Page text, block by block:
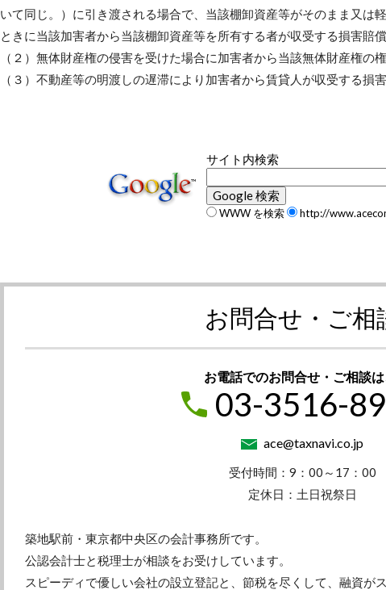
いて同じ。）に引き渡される場合で、当該棚卸資産等がそのまま又は
ときに当該加害者から当該棚卸資産等を所有する者が収受する損害賠
（２）無体財産権の侵害を受けた場合に加害者から当該無体財産権の
（３）不動産等の明渡しの遅滞により加害者から賃貸人が収受する損
サイト内検索
WWW を検索 http://
お問合せ・ご相
お電話でのお問合せ・ご相談
03-3516-
ace@taxnavi.co.jp
受付時間：9：00～17：00
定休日：土日祝祭日
築地駅前・東京都中央区の会計事務所です。
公認会計士と税理士が相談をお受けしています。
スピーディで優しい会社の設立登記と、節税を尽くして、融資が